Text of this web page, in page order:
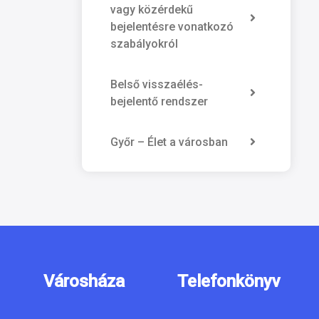
vagy közérdekű
bejelentésre vonatkozó
szabályokról
Belső visszaélés-
bejelentő rendszer
Győr – Élet a városban
Városháza Telefonkönyv